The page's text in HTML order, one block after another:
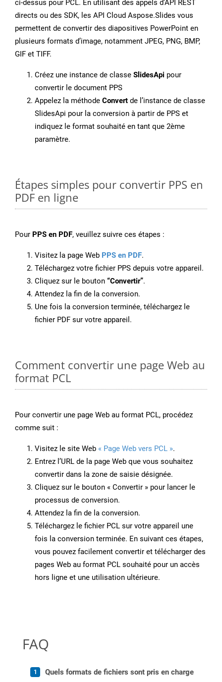
ci-dessus pour PCL. En utilisant des appels d’API REST
directs ou des SDK, les API Cloud Aspose.Slides vous
permettent de convertir des diapositives PowerPoint en
plusieurs formats d’image, notamment JPEG, PNG, BMP,
GIF et TIFF.
Créez une instance de classe SlidesApi pour
convertir le document PPS
Appelez la méthode Convert de l’instance de classe
SlidesApi pour la conversion à partir de PPS et
indiquez le format souhaité en tant que 2ème
paramètre.
Étapes simples pour convertir PPS en
PDF en ligne
Pour PPS en PDF, veuillez suivre ces étapes :
Visitez la page Web PPS en PDF.
Téléchargez votre fichier PPS depuis votre appareil.
Cliquez sur le bouton “Convertir”.
Attendez la fin de la conversion.
Une fois la conversion terminée, téléchargez le
fichier PDF sur votre appareil.
Comment convertir une page Web au
format PCL
Pour convertir une page Web au format PCL, procédez
comme suit :
Visitez le site Web « Page Web vers PCL ».
Entrez l’URL de la page Web que vous souhaitez
convertir dans la zone de saisie désignée.
Cliquez sur le bouton « Convertir » pour lancer le
processus de conversion.
Attendez la fin de la conversion.
Téléchargez le fichier PCL sur votre appareil une
fois la conversion terminée. En suivant ces étapes,
vous pouvez facilement convertir et télécharger des
pages Web au format PCL souhaité pour un accès
hors ligne et une utilisation ultérieure.
FAQ
Quels formats de fichiers sont pris en charge